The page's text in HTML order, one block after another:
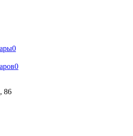
0
0
86